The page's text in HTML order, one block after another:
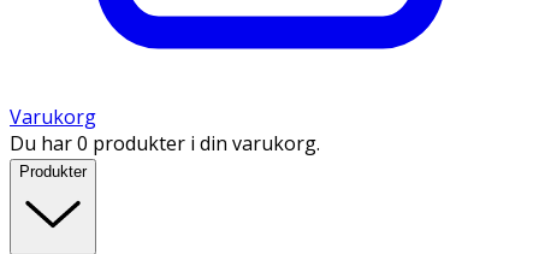
Varukorg
Du har 0 produkter i din varukorg.
Produkter